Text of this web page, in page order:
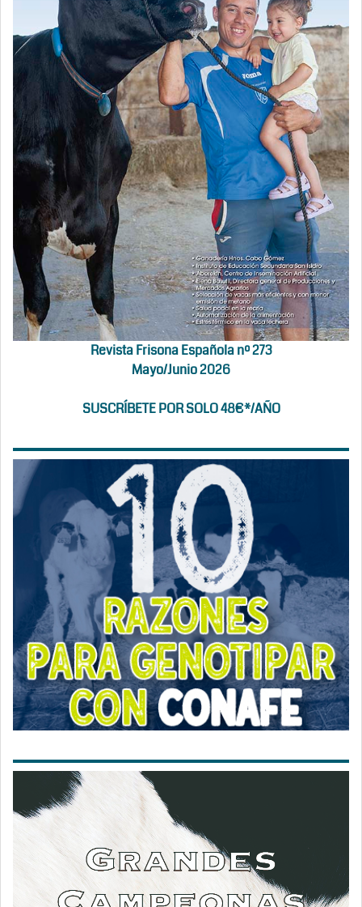
Revista Frisona Española nº 273
Mayo/Junio 2026
SUSCRÍBETE POR SOLO 48€*/AÑO